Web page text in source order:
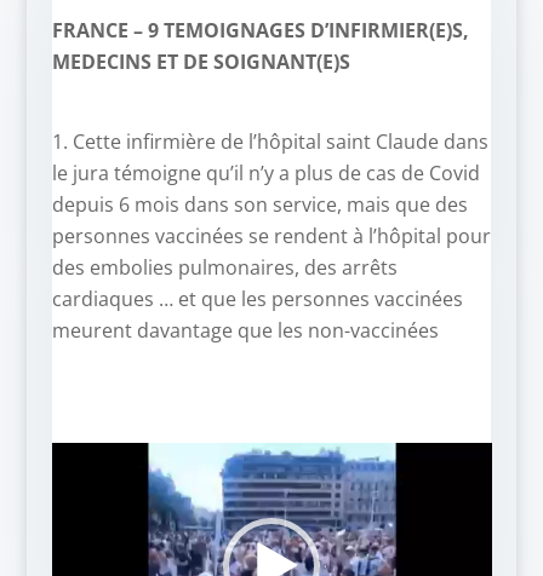
FRANCE – 9 TEMOIGNAGES D’INFIRMIER(E)S,
MEDECINS ET DE SOIGNANT(E)S
1. Cette infirmière de l’hôpital saint Claude dans
le jura témoigne qu’il n’y a plus de cas de Covid
depuis 6 mois dans son service, mais que des
personnes vaccinées se rendent à l’hôpital pour
des embolies pulmonaires, des arrêts
cardiaques … et que les personnes vaccinées
meurent davantage que les non-vaccinées